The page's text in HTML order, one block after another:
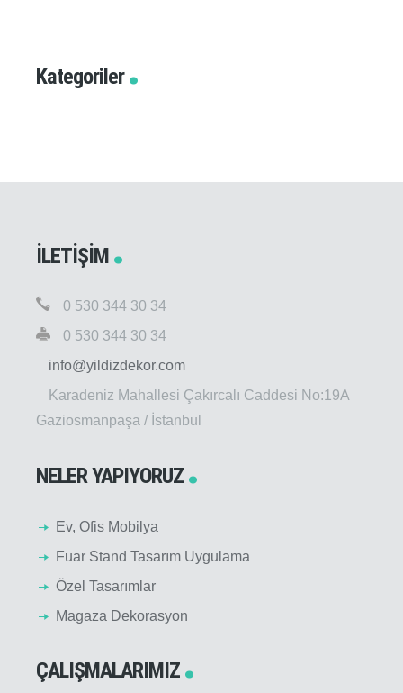
Kategoriler
İLETIŞIM
0 530 344 30 34
0 530 344 30 34
info@yildizdekor.com
Karadeniz Mahallesi Çakırcalı Caddesi No:19A
Gaziosmanpaşa / İstanbul
NELER YAPIYORUZ
Ev, Ofis Mobilya
Fuar Stand Tasarım Uygulama
Özel Tasarımlar
Magaza Dekorasyon
ÇALIŞMALARIMIZ